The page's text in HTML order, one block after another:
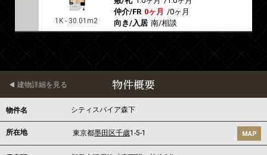
1K - 30.01m2
仲介/FR 0ヶ月 /0ヶ月
向き/入居 南/相談
物件概要
建物詳細を見る
物件名 シティスパイア森下
所在地 東京都墨田区千歳1-5-1 MAP